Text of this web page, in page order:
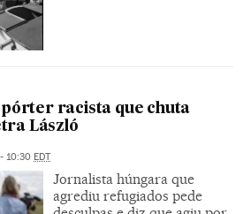
racista que chuta
László
- 10:30 EDT
Jornalista húngara que
agrediu refugiados pede